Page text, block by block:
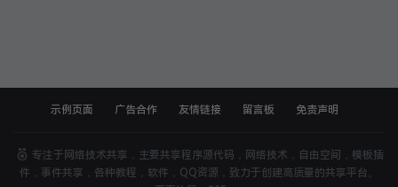
示例页面 广告合作 友情链接 留言板 免责声明
专注于网络技术共享，主要共享程序源代码，网络技术，自由空间，模板插
件，事件共享，各种教程，软件，QQ资源，致力于创建高质量的共享平台。